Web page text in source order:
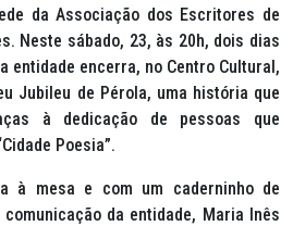
da Associação dos Escritores de
Neste sábado, 23, às 20h, dois dias
entidade encerra, no Centro Cultural,
Jubileu de Pérola, uma história que
à dedicação de pessoas que
Poesia”.
à mesa e com um caderninho de
da entidade, Maria Inês